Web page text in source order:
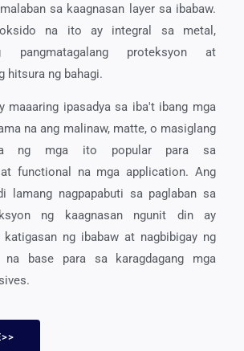
sa kaagnasan layer sa ibabaw.
na ito ay integral sa metal,
pangmatagalang proteksyon at
hitsura ng bahagi.
maaaring ipasadya sa iba't ibang mga
na ang malinaw, matte, o masiglang
ng mga ito popular para sa
at functional na mga application. Ang
lamang nagpapabuti sa paglaban sa
ng kaagnasan ngunit din ay
katigasan ng ibabaw at nagbibigay ng
na base para sa karagdagang mga